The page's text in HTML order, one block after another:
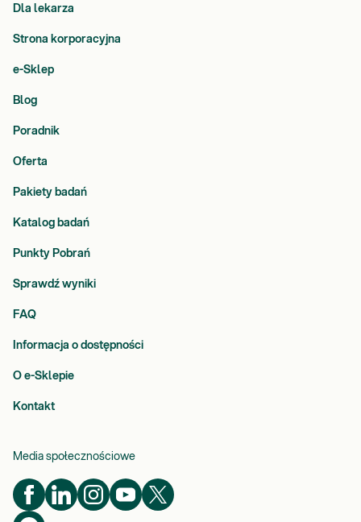
Dla lekarza
Strona korporacyjna
e-Sklep
Blog
Poradnik
Oferta
Pakiety badań
Katalog badań
Punkty Pobrań
Sprawdź wyniki
FAQ
Informacja o dostępności
O e-Sklepie
Kontakt
Media społecznościowe